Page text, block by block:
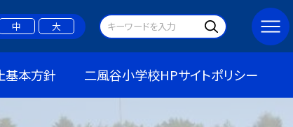
中 大
基本方針 二風谷小学校HPサイトポリシー